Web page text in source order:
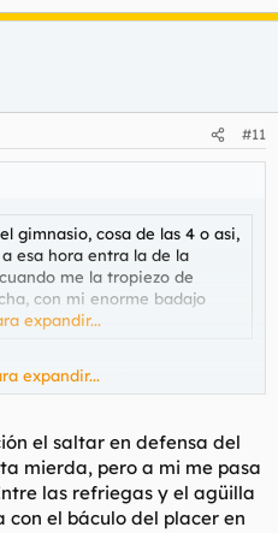
#11
gimnasio, cosa de las 4 o asi,
esa hora entra la de la
me la tropiezo de
con mi enorme badajo
expandir...
acabas de salir de la ducha
Asi que se habra
expandir...
el saltar en defensa del
mierda, pero a mi me pasa
las refriegas y el agüilla
el báculo del placer en